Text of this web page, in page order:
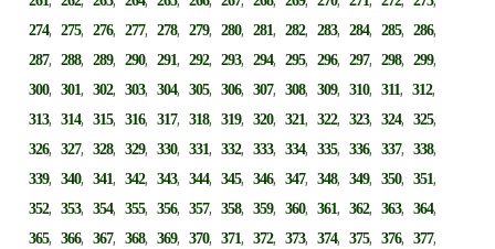
274,275,276,277,278,279,280,281,282,283,284,285,286,
287,288,289,290,291,292,293,294,295,296,297,298,299,
300,301,302,303,304,305,306,307,308,309,310,311,312,
313,314,315,316,317,318,319,320,321,322,323,324,325,
326,327,328,329,330,331,332,333,334,335,336,337,338,
339,340,341,342,343,344,345,346,347,348,349,350,351,
352,353,354,355,356,357,358,359,360,361,362,363,364,
365,366,367,368,369,370,371,372,373,374,375,376,377,